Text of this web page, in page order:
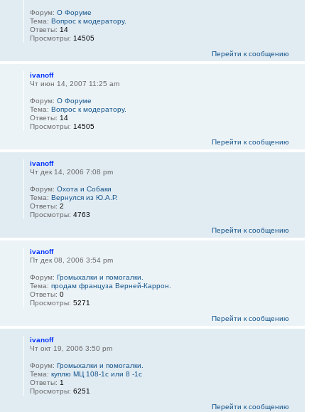
Форум: О Форуме
Тема: Вопрос к модератору.
Ответы: 14
Просмотры: 14505
Перейти к сообщению
ivanoff
Чт июн 14, 2007 11:25 am
Форум: О Форуме
Тема: Вопрос к модератору.
Ответы: 14
Просмотры: 14505
Перейти к сообщению
ivanoff
Чт дек 14, 2006 7:08 pm
Форум: Охота и Собаки
Тема: Вернулся из Ю.А.Р.
Ответы: 2
Просмотры: 4763
Перейти к сообщению
ivanoff
Пт дек 08, 2006 3:54 pm
Форум: Громыхалки и помогалки.
Тема: продам француза Верней-Каррон.
Ответы: 0
Просмотры: 5271
Перейти к сообщению
ivanoff
Чт окт 19, 2006 3:50 pm
Форум: Громыхалки и помогалки.
Тема: куплю МЦ 108-1с или 8 -1с
Ответы: 1
Просмотры: 6251
Перейти к сообщению